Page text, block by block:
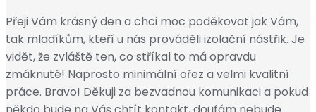
Přeji Vám krásný den a chci moc poděkovat jak Vám,
tak mladíkům, kteří u nás prováděli izolační nástřik. Je
vidět, že zvláště ten, co stříkal to má opravdu
zmáknuté! Naprosto minimální ořez a velmi kvalitní
práce. Bravo! Děkuji za bezvadnou komunikaci a pokud